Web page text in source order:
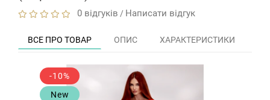
0 відгуків / Написати відгук
ВСЕ ПРО ТОВАР ОПИС ХАРАКТЕРИСТИКИ
-10%
New